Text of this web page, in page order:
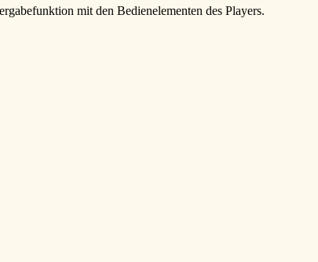
mit den Bedienelementen des Players.